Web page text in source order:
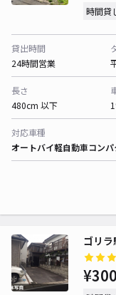
時間貸
貸出時間
24時間営業
長さ
480cm 以下
対応車種
オートバイ軽自動車コン
ゴリ